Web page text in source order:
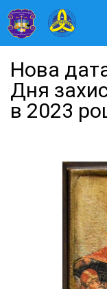
Нова
Дня
в 2023